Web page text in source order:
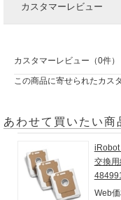
カスタマーレビュー
カスタマーレビュー（0件）
この商品に寄せられたカス
あわせて買いたい商
iRobot
交換用
Web